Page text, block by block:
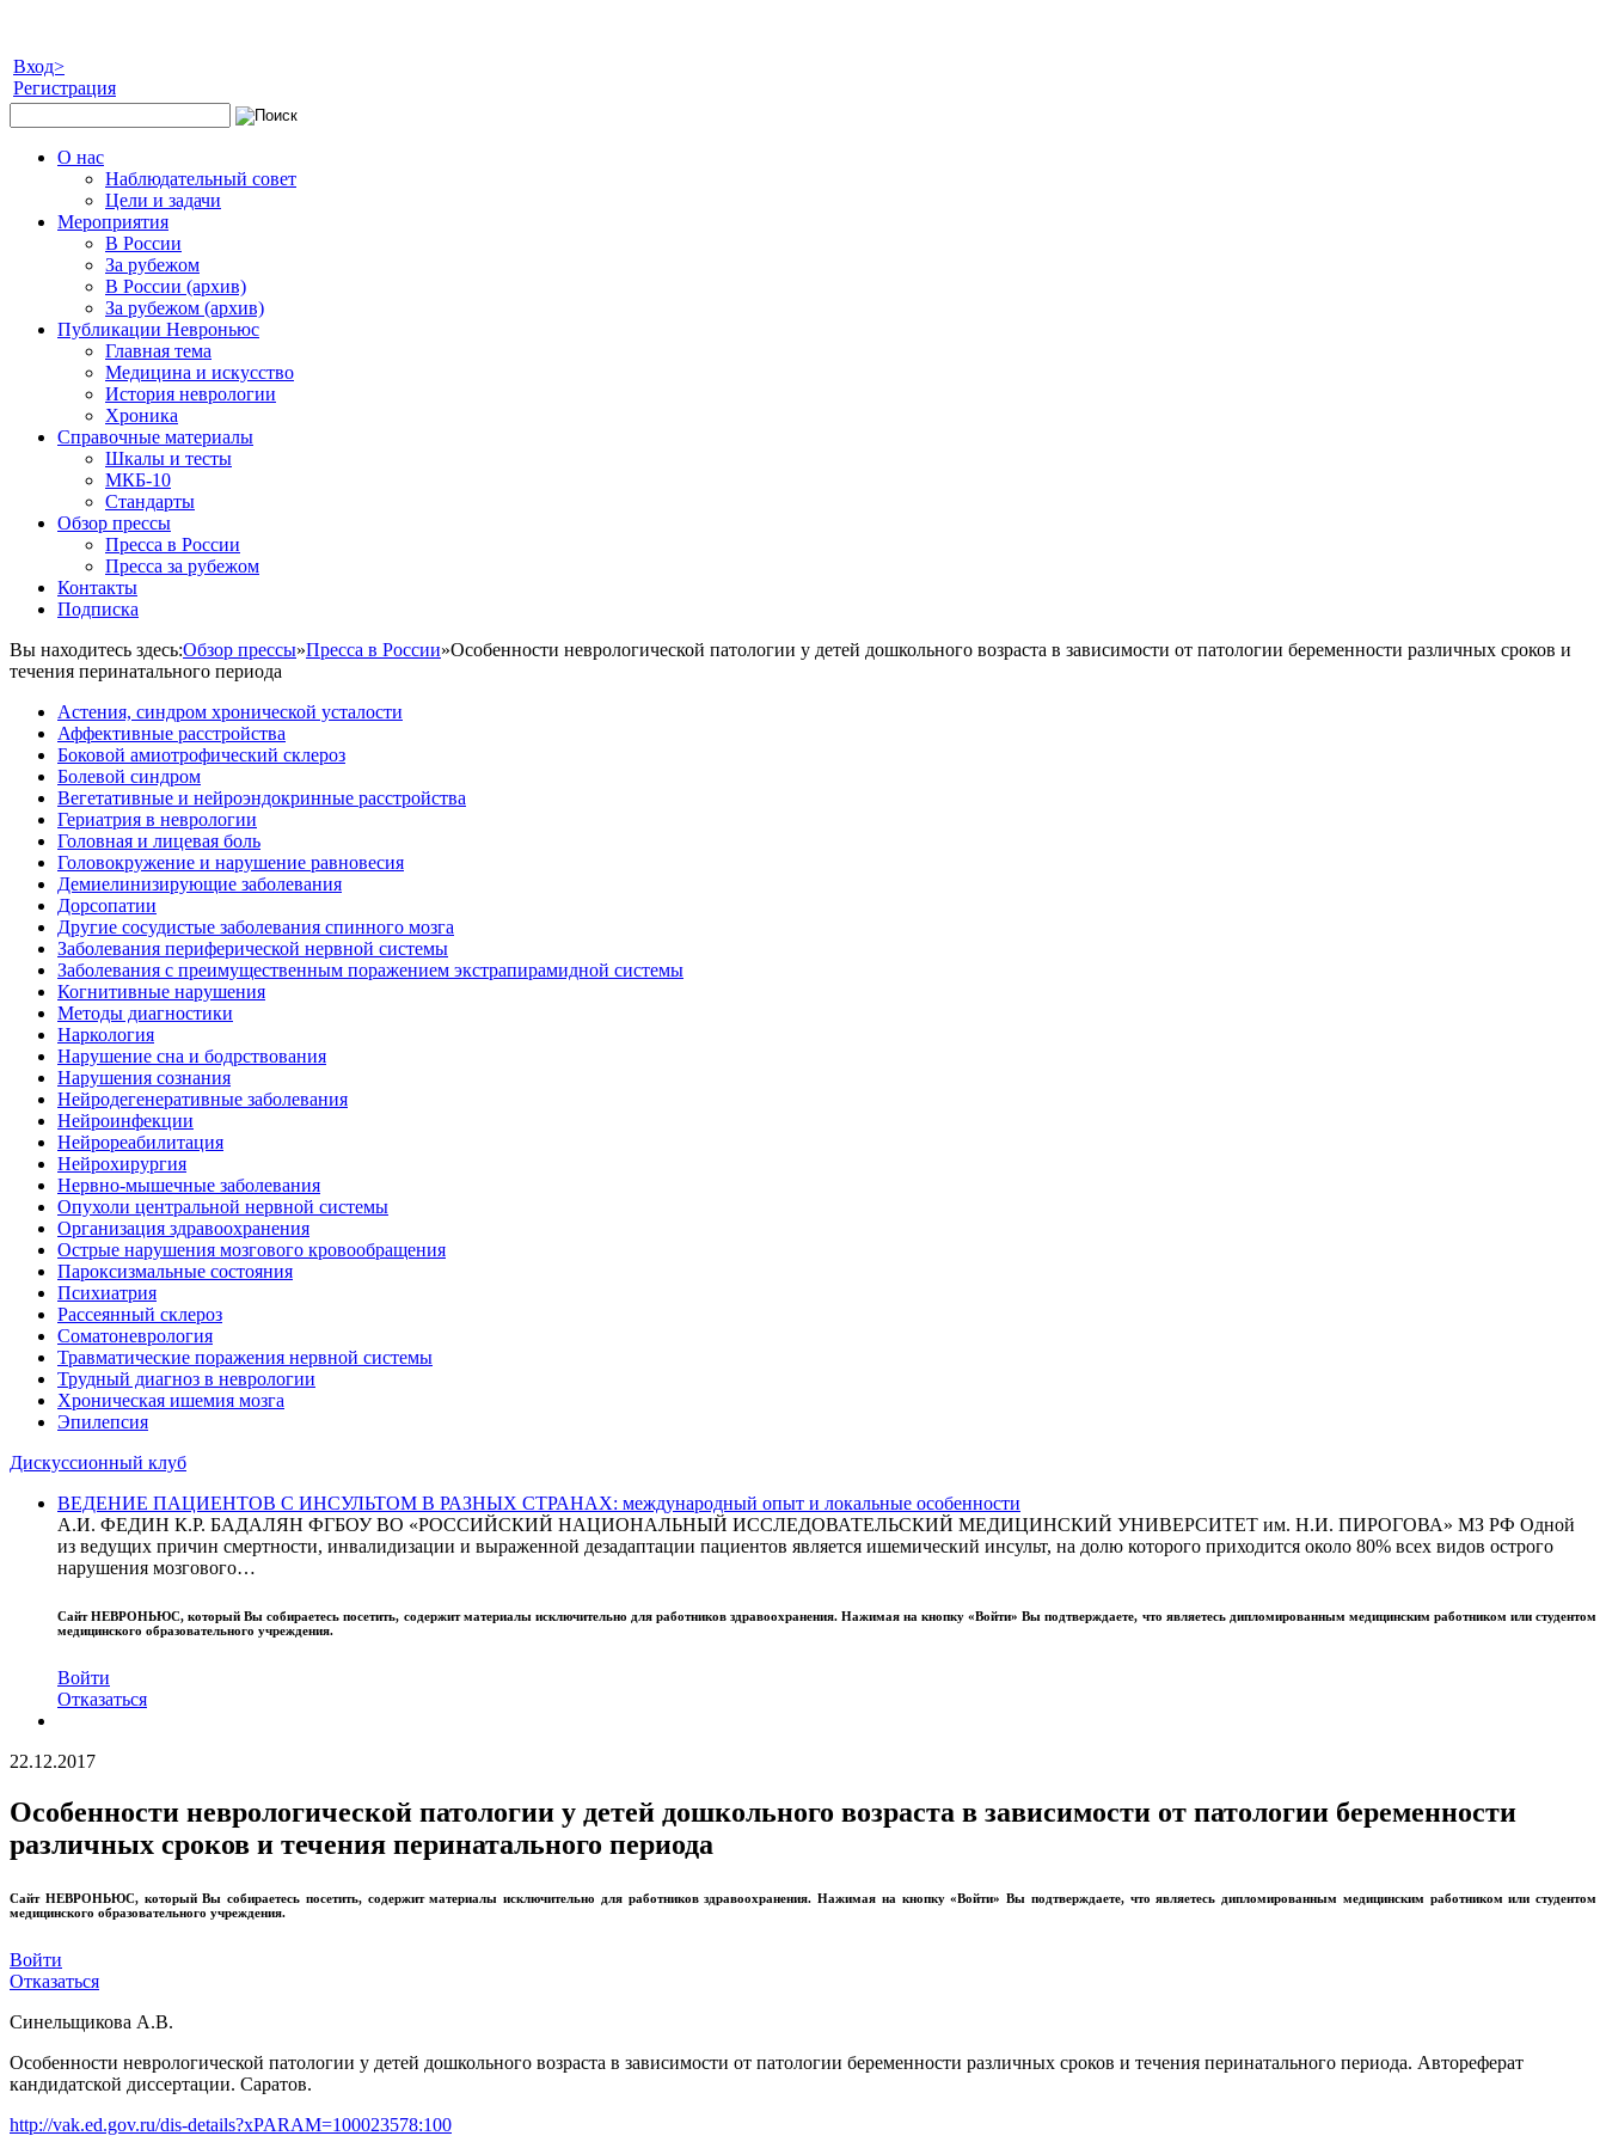
Вход>
Регистрация
О нас
Наблюдательный совет
Цели и задачи
Мероприятия
В России
За рубежом
В России (архив)
За рубежом (архив)
Публикации Невроньюс
Главная тема
Медицина и искусство
История неврологии
Хроника
Справочные материалы
Шкалы и тесты
МКБ-10
Стандарты
Обзор прессы
Пресса в России
Пресса за рубежом
Контакты
Подписка
Вы находитесь здесь:Обзор прессы»Пресса в России»Особенности неврологической патологии у детей дошкольного возраста в зависимости от патологии беременности различных сроков и
течения перинатального периода
Астения, синдром хронической усталости
Аффективные расстройства
Боковой амиотрофический склероз
Болевой синдром
Вегетативные и нейроэндокринные расстройства
Гериатрия в неврологии
Головная и лицевая боль
Головокружение и нарушение равновесия
Демиелинизирующие заболевания
Дорсопатии
Другие сосудистые заболевания спинного мозга
Заболевания периферической нервной системы
Заболевания с преимущественным поражением экстрапирамидной системы
Когнитивные нарушения
Методы диагностики
Наркология
Нарушение сна и бодрствования
Нарушения сознания
Нейродегенеративные заболевания
Нейроинфекции
Нейрореабилитация
Нейрохирургия
Нервно-мышечные заболевания
Опухоли центральной нервной системы
Организация здравоохранения
Острые нарушения мозгового кровообращения
Пароксизмальные состояния
Психиатрия
Рассеянный склероз
Соматоневрология
Травматические поражения нервной системы
Трудный диагноз в неврологии
Хроническая ишемия мозга
Эпилепсия
Дискуссионный клуб
ВЕДЕНИЕ ПАЦИЕНТОВ С ИНСУЛЬТОМ В РАЗНЫХ СТРАНАХ: международный опыт и локальные особенности
А.И. ФЕДИН К.Р. БАДАЛЯН ФГБОУ ВО «РОССИЙСКИЙ НАЦИОНАЛЬНЫЙ ИССЛЕДОВАТЕЛЬСКИЙ МЕДИЦИНСКИЙ УНИВЕРСИТЕТ им. Н.И. ПИРОГОВА» МЗ РФ Одной
из ведущих причин смертности, инвалидизации и выраженной дезадаптации пациентов является ишемический инсульт, на долю которого приходится около 80% всех видов острого
нарушения мозгового…
СайтНЕВРОНЬЮС, который Вы собираетесь посетить, содержит материалы исключительно для работников здравоохранения. Нажимая на кнопку «Войти» Вы подтверждаете, что являетесь дипломированным медицинским работником или студентом
медицинского образовательного учреждения.
Войти
Отказаться
22.12.2017
Особенности неврологической патологии у детей дошкольного возраста в зависимости от патологии беременности
различных сроков и течения перинатального периода
Сайт НЕВРОНЬЮС, который Вы собираетесь посетить, содержит материалы исключительно для работников здравоохранения. Нажимая на кнопку «Войти» Вы подтверждаете, что являетесь дипломированным медицинским работником или студентом
медицинского образовательного учреждения.
Войти
Отказаться
Синельщикова А.В.
Особенности неврологической патологии у детей дошкольного возраста в зависимости от патологии беременности различных сроков и течения перинатального периода. Автореферат
кандидатской диссертации. Саратов.
http://vak.ed.gov.ru/dis-details?xPARAM=100023578:100